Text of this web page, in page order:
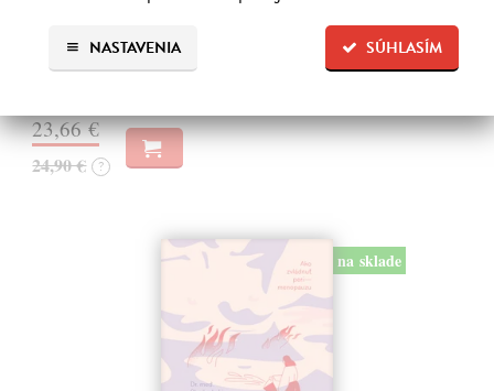
SÚHLASÍM
NASTAVENIA
poriadku“ – a predsa ste sa necítili zdraví? Koľkokrát ste v noci
prehadzovali v hlave myšlienky, srdce vám búšilo, žalúdok sa zvieral,…
23,66 €
24,90 € ?
na sklade